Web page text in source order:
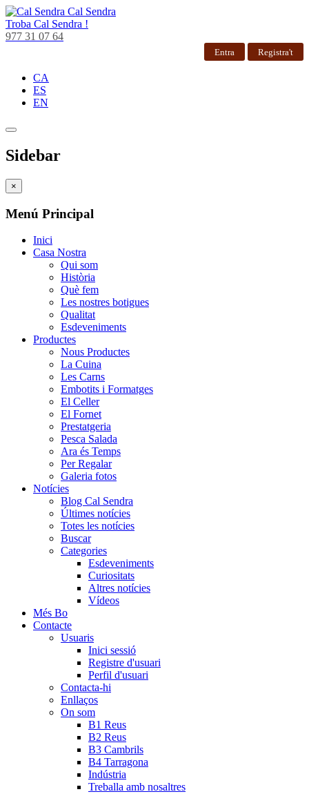
Cal Sendra
Troba Cal Sendra !
977 31 07 64
Entra Registra't
CA
ES
EN
Sidebar
×
Menú Principal
Inici
Casa Nostra
Qui som
Història
Què fem
Les nostres botigues
Qualitat
Esdeveniments
Productes
Nous Productes
La Cuina
Les Carns
Embotits i Formatges
El Celler
El Fornet
Prestatgeria
Pesca Salada
Ara és Temps
Per Regalar
Galeria fotos
Notícies
Blog Cal Sendra
Últimes notícies
Totes les notícies
Buscar
Categories
Esdeveniments
Curiositats
Altres notícies
Vídeos
Més Bo
Contacte
Usuaris
Inici sessió
Registre d'usuari
Perfil d'usuari
Contacta-hi
Enllaços
On som
B1 Reus
B2 Reus
B3 Cambrils
B4 Tarragona
Indústria
Treballa amb nosaltres